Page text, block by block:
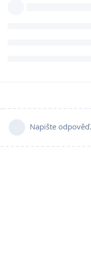
Napište